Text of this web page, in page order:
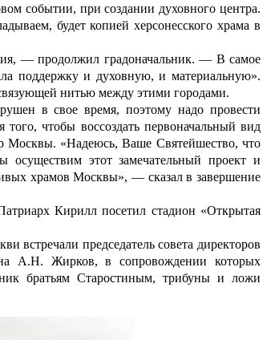
событии, при создании духовного центра.
будет копией херсонесского храма в
— продолжил градоначальник. — В самое
поддержку и духовную, и материальную».
нитью между этими городами.
в свое время, поэтому надо провести
того, чтобы воссоздать первоначальный вид
Москвы. «Надеюсь, Ваше Святейшество, что
этот замечательный проект и
храмов Москвы», — сказал в завершение
Кирилл посетил стадион «Открытая
встречали председатель совета директоров
А.Н. Жирков, в сопровождении которых
братьям Старостиным, трибуны и ложи